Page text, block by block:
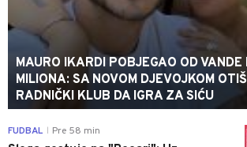
MAURO IKARDI POBJEGAO OD VANDE
MILIONA: SA NOVOM DJEVOJKOM
RADNIČKI KLUB DA IGRA ZA SIĆU
FUDBAL Pre 58 min